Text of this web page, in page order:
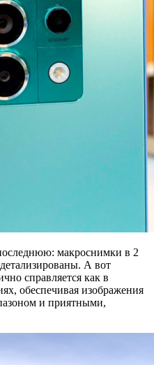
макроснимки в 2
А вот
справляется как в
обеспечивая изображения
и приятными,